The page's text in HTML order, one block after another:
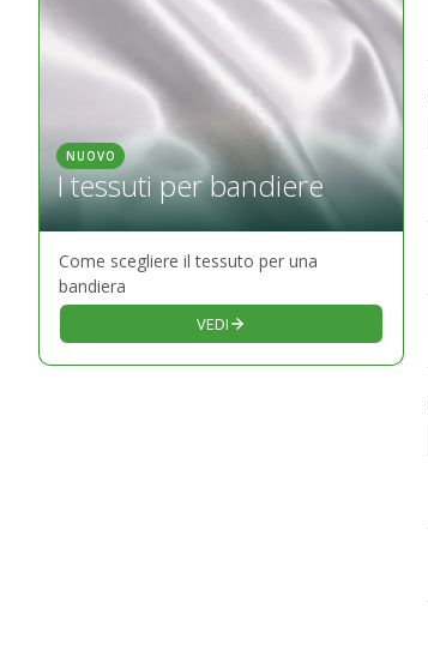
NUOVO
I tessuti per bandiere
Come scegliere il tessuto per una
bandiera
VEDI